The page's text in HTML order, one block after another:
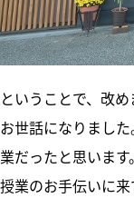
ということで、改
お世話になりまし
業だったと思いま
授業のお手伝いに